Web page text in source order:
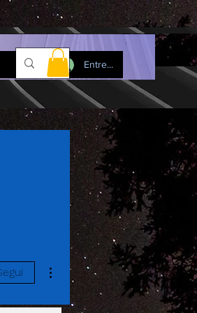
Entre...
Altre azioni